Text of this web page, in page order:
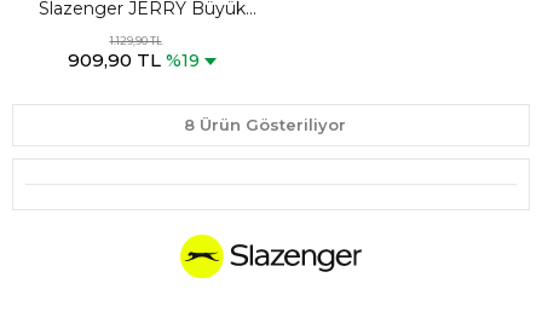
Slazenger JERRY Büyük
Beden Erkek Cepli Lacivert
Eşofman Altı
1.129,90 TL
909,90 TL %19
8 Ürün Gösteriliyor